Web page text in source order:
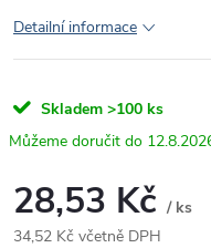
Detailní informace
Skladem >100 ks
28,53 Kč / ks
34,52 Kč včetně DPH